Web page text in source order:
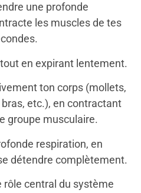
une profonde
les muscles de tes
en expirant lentement.
ton corps (mollets,
etc.), en contractant
groupe musculaire.
respiration, en
détendre complètement.
rôle central du système